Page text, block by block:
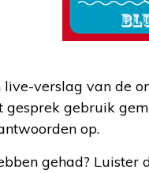
verslag van de
gesprek gebruik
op.
gehad? Luister